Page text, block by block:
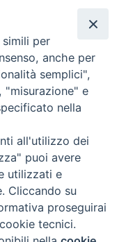
Piazza Duomo
81057 TEANO (CE)
Tel. 0823875428
per
anche per
semplici",
"misurazione" e
nella
all'utilizzo dei
puoi avere
utilizzati e
Cliccando su
proseguirai
tecnici.